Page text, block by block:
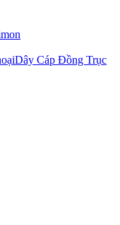
Dây Cáp Đồng Trục